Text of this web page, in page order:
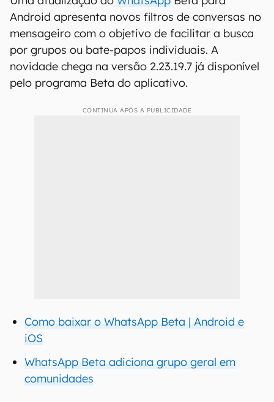
Android apresenta novos filtros de conversas no
mensageiro com o objetivo de facilitar a busca
por grupos ou bate-papos individuais. A
novidade chega na versão 2.23.19.7 já disponível
pelo programa Beta do aplicativo.
CONTINUA APÓS A PUBLICIDADE
Como baixar o WhatsApp Beta | Android e
iOS
WhatsApp Beta adiciona grupo geral em
comunidades